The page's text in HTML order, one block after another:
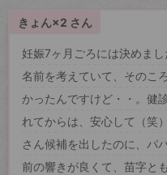
きょん×2 さん
妊娠7ヶ月ごろには決めま
名前を考えていて、そのこ
かったんですけど・・。健
れてからは、安心して（笑
さん候補を出したのに、パ
前の響きが良くて、苗字と